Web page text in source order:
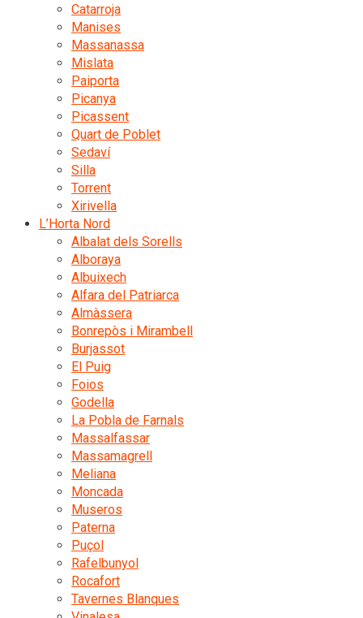
Catarroja
Manises
Massanassa
Mislata
Paiporta
Picanya
Picassent
Quart de Poblet
Sedaví
Silla
Torrent
Xirivella
L’Horta Nord
Albalat dels Sorells
Alboraya
Albuixech
Alfara del Patriarca
Almàssera
Bonrepòs i Mirambell
Burjassot
El Puig
Foios
Godella
La Pobla de Farnals
Massalfassar
Massamagrell
Meliana
Moncada
Museros
Paterna
Puçol
Rafelbunyol
Rocafort
Tavernes Blanques